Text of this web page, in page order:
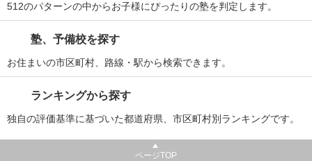
512のパターンの中からお子様にぴったりの塾を判定します。
塾、予備校を探す
お住まいの市区町村、路線・駅から検索できます。
ランキングから探す
独自の評価基準に基づいた都道府県、市区町村別ランキングです。
ページTOP